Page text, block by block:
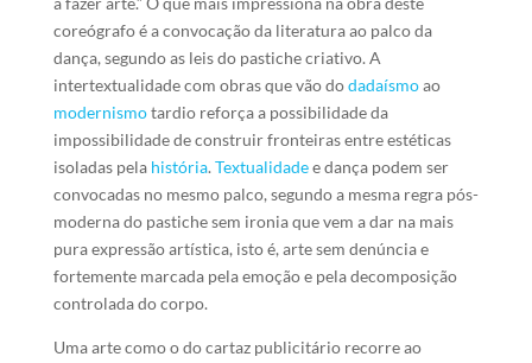
coreógrafo é a convocação da literatura ao palco da
dança, segundo as leis do pastiche criativo. A
intertextualidade com obras que vão dodadaísmoao
modernismotardio reforça a possibilidade da
impossibilidade de construir fronteiras entre estéticas
isoladas pela história. Textualidadee dança podem ser
convocadas no mesmo palco, segundo a mesma regra pós-
moderna do pastiche sem ironia que vem a dar na mais
pura expressão artística, isto é, arte sem denúncia e
fortemente marcada pela emoção e pela decomposição
controlada do corpo.
Uma arte como o do cartaz publicitário recorre ao